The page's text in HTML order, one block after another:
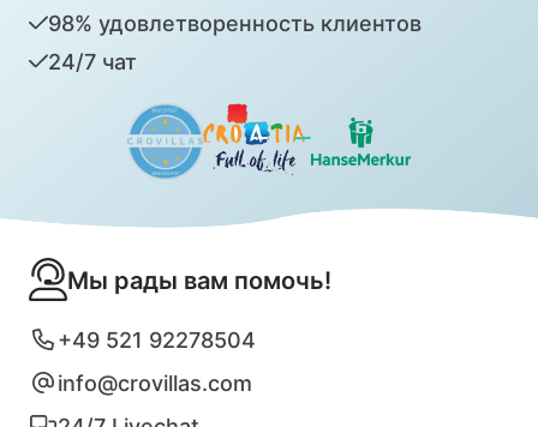
98% удовлетворенность клиентов
24/7 чат
Мы рады вам помочь!
+49 521 92278504
info@crovillas.com